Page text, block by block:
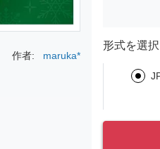
作者: maruka*
形式を選